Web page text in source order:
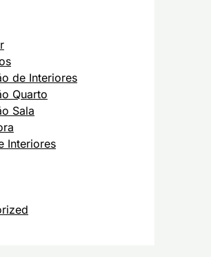
de Interiores
Quarto
Sala
Interiores